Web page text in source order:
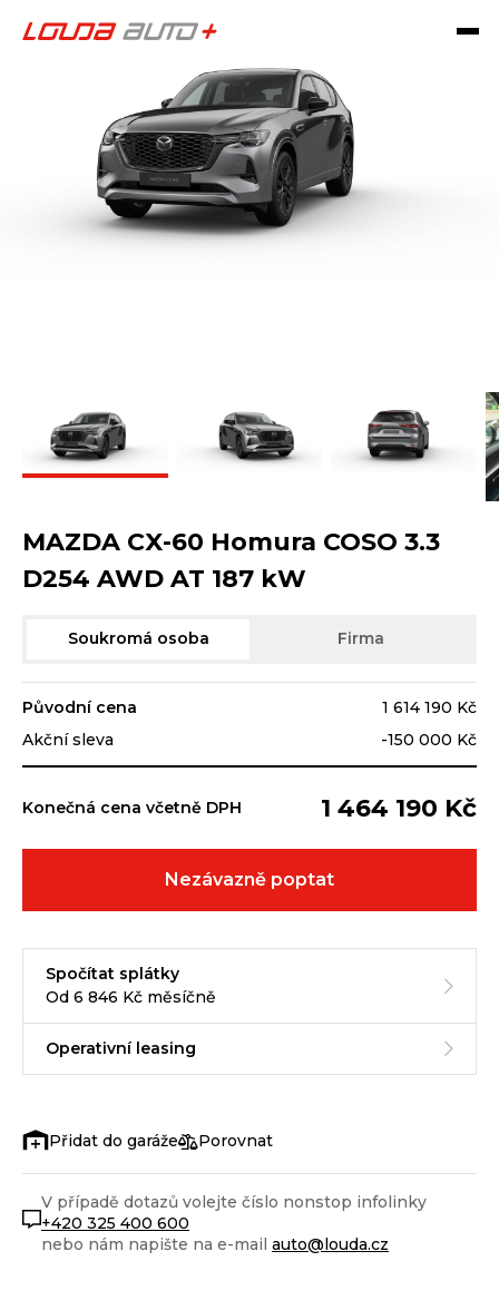
MAZDA CX-60 Homura COSO 3.3
D254 AWD AT 187 kW
Soukromá osoba Firma
Původní cena
1 614 190 Kč
Akční sleva
-150 000 Kč
Konečná cena včetně DPH 1 464 190 Kč
Nezávazně poptat
Spočítat splátky
Od 6 846 Kč měsíčně
Operativní leasing
Porovnat
V případě dotazů volejte číslo nonstop infolinky
+420 325 400 600
nebo nám napište na e-mail auto@louda.cz